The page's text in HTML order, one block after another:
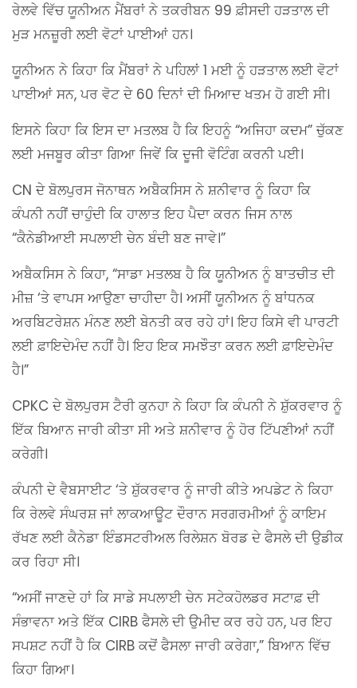
ਰੇਲਵੇ ਵਿੱਚ ਯੂਨੀਅਨ ਮੈਂਬਰਾਂ ਨੇ ਤਕਰੀਬਨ 99 ਫ਼ੀਸਦੀ ਹੜਤਾਲ ਦੀ
ਮੁੜ ਮਨਜ਼ੂਰੀ ਲਈ ਵੋਟਾਂ ਪਾਈਆਂ ਹਨ।
ਯੂਨੀਅਨ ਨੇ ਕਿਹਾ ਕਿ ਮੈਂਬਰਾਂ ਨੇ ਪਹਿਲਾਂ 1 ਮਈ ਨੂੰ ਹੜਤਾਲ ਲਈ ਵੋਟਾਂ
ਪਾਈਆਂ ਸਨ, ਪਰ ਵੋਟ ਦੇ 60 ਦਿਨਾਂ ਦੀ ਮਿਆਦ ਖਤਮ ਹੋ ਗਈ ਸੀ।
ਇਸਨੇ ਕਿਹਾ ਕਿ ਇਸ ਦਾ ਮਤਲਬ ਹੈ ਕਿ ਇਹਨੂੰ “ਅਜਿਹਾ ਕਦਮ” ਚੁੱਕਣ
ਲਈ ਮਜਬੂਰ ਕੀਤਾ ਗਿਆ ਜਿਵੇਂ ਕਿ ਦੂਜੀ ਵੋਟਿੰਗ ਕਰਨੀ ਪਈ।
CN ਦੇ ਬੋਲਪੁਰਸ ਜੋਨਾਥਨ ਅਬੈਕਸਿਸ ਨੇ ਸ਼ਨੀਵਾਰ ਨੂੰ ਕਿਹਾ ਕਿ
ਕੰਪਨੀ ਨਹੀਂ ਚਾਹੁੰਦੀ ਕਿ ਹਾਲਾਤ ਇਹ ਪੈਦਾ ਕਰਨ ਜਿਸ ਨਾਲ
“ਕੈਨੇਡੀਆਈ ਸਪਲਾਈ ਚੇਨ ਬੰਦੀ ਬਣ ਜਾਵੇ।”
ਅਬੈਕਸਿਸ ਨੇ ਕਿਹਾ, “ਸਾਡਾ ਮਤਲਬ ਹੈ ਕਿ ਯੂਨੀਅਨ ਨੂੰ ਬਾਤਚੀਤ ਦੀ
ਮੀਜ਼ ‘ਤੇ ਵਾਪਸ ਆਉਣਾ ਚਾਹੀਦਾ ਹੈ। ਅਸੀਂ ਯੂਨੀਅਨ ਨੂੰ ਬਾਂਧਨਕ
ਅਰਬਿਟਰੇਸ਼ਨ ਮੰਨਣ ਲਈ ਬੇਨਤੀ ਕਰ ਰਹੇ ਹਾਂ। ਇਹ ਕਿਸੇ ਵੀ ਪਾਰਟੀ
ਲਈ ਫ਼ਾਇਦੇਮੰਦ ਨਹੀਂ ਹੈ। ਇਹ ਇਕ ਸਮਝੌਤਾ ਕਰਨ ਲਈ ਫ਼ਾਇਦੇਮੰਦ
ਹੈ।”
CPKC ਦੇ ਬੋਲਪੁਰਸ ਟੈਰੀ ਕੁਨਹਾ ਨੇ ਕਿਹਾ ਕਿ ਕੰਪਨੀ ਨੇ ਸ਼ੁੱਕਰਵਾਰ ਨੂੰ
ਇੱਕ ਬਿਆਨ ਜਾਰੀ ਕੀਤਾ ਸੀ ਅਤੇ ਸ਼ਨੀਵਾਰ ਨੂੰ ਹੋਰ ਟਿੱਪਣੀਆਂ ਨਹੀਂ
ਕਰੇਗੀ।
ਕੰਪਨੀ ਦੇ ਵੈਬਸਾਈਟ ‘ਤੇ ਸ਼ੁੱਕਰਵਾਰ ਨੂੰ ਜਾਰੀ ਕੀਤੇ ਅਪਡੇਟ ਨੇ ਕਿਹਾ
ਕਿ ਰੇਲਵੇ ਸੰਘਰਸ਼ ਜਾਂ ਲਾਕਆਊਟ ਦੌਰਾਨ ਸਰਗਰਮੀਆਂ ਨੂੰ ਕਾਇਮ
ਰੱਖਣ ਲਈ ਕੈਨੇਡਾ ਇੰਡਸਟਰੀਅਲ ਰਿਲੇਸ਼ਨ ਬੋਰਡ ਦੇ ਫੈਸਲੇ ਦੀ ਉਡੀਕ
ਕਰ ਰਿਹਾ ਸੀ।
“ਅਸੀਂ ਜਾਣਦੇ ਹਾਂ ਕਿ ਸਾਡੇ ਸਪਲਾਈ ਚੇਨ ਸਟੇਕਹੋਲਡਰ ਸਟਾਫ਼ ਦੀ
ਸੰਭਾਵਨਾ ਅਤੇ ਇੱਕ CIRB ਫੈਸਲੇ ਦੀ ਉਮੀਦ ਕਰ ਰਹੇ ਹਨ, ਪਰ ਇਹ
ਸਪਸ਼ਟ ਨਹੀਂ ਹੈ ਕਿ CIRB ਕਦੋਂ ਫੈਸਲਾ ਜਾਰੀ ਕਰੇਗਾ,” ਬਿਆਨ ਵਿੱਚ
ਕਿਹਾ ਗਿਆ।